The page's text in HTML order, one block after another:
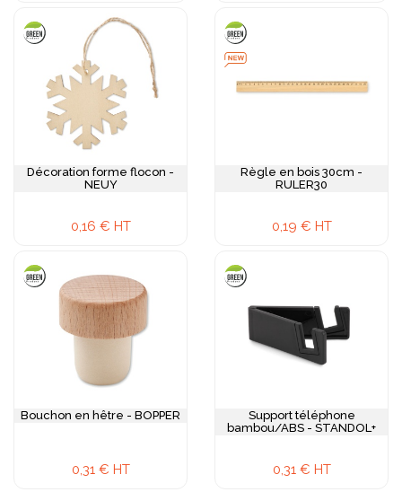
Décoration forme flocon -
NEUY
0,16 € HT
Règle en bois 30cm -
RULER30
0,19 € HT
Bouchon en hêtre - BOPPER
0,31 € HT
Support téléphone
bambou/ABS - STANDOL+
0,31 € HT